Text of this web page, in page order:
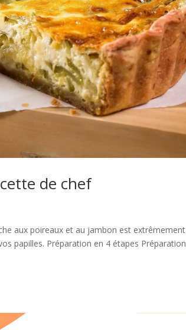
de chef
aux poireaux et au jambon est extrêmement
papilles. Préparation en 4 étapes Préparation